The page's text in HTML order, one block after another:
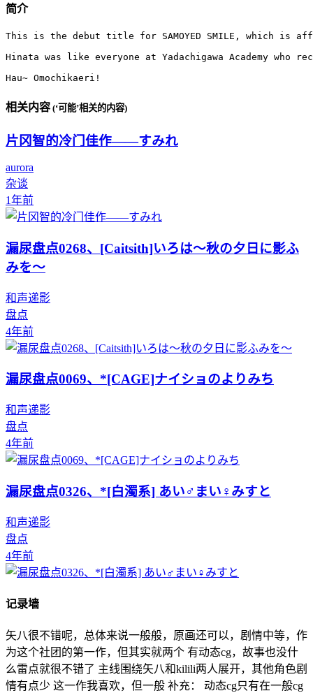
简介
This is the debut title for SAMOYED SMILE, which is
Hinata was like everyone at Yadachigawa Academy
Hau~ Omochikaeri!
相关内容 (‘可能’相关的内容)
片冈智的冷门佳作——すみれ
aurora
杂谈
1年前
漏尿盘点0268、[Caitsith]いろは～秋の夕日に影ふ
みを～
和声递影
盘点
4年前
漏尿盘点0069、*[CAGE]ナイショのよりみち
和声递影
盘点
4年前
漏尿盘点0326、*[白濁系] あい♂まい♀みすと
和声递影
盘点
4年前
记录墙
矢八很不错呢，总体来说一般般，原画还可以，剧情中等，作
为这个社团的第一作，但其实就两个 有动态cg，故事也没什
么雷点就很不错了 主线围绕矢八和kilili两人展开，其他角色剧
情有点少 这一作我喜欢，但一般 补充： 动态cg只有在一般cg